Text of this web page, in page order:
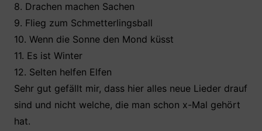
8. Drachen machen Sachen
9. Flieg zum Schmetterlingsball
10. Wenn die Sonne den Mond küsst
11. Es ist Winter
12. Selten helfen Elfen
Sehr gut gefällt mir, dass hier alles neue Lieder drauf
sind und nicht welche, die man schon x-Mal gehört
hat.